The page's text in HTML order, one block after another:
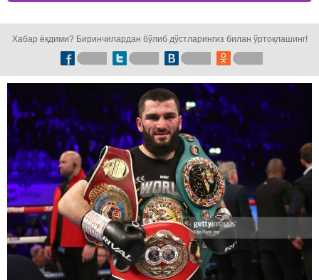
Хабар ёқдими? Биринчилардан бўлиб дўстларингиз билан ўртоқлашинг!